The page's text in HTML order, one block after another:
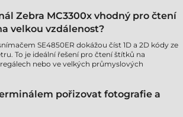
Zebra MC3300x vhodný pro čtení
velkou vzdálenost?
SE4850ER dokážou číst 1D a 2D kódy ze
To je ideální řešení pro čtení štítků na
nebo ve velkých průmyslových
pořizovat fotografie a